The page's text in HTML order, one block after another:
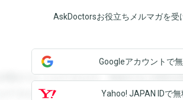
AskDoctorsお役立ちメルマガを受
閲覧することができます。登録すると回答
ができます。登録すると回答を閲覧するこ
Googleアカウントで
Yahoo! JAPAN IDで